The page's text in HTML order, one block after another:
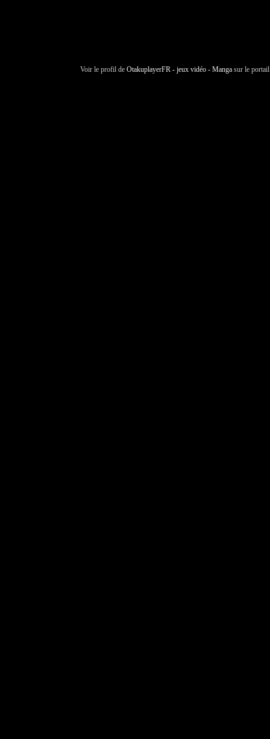
Voir le profil de OtakuplayerFR - jeux vidéo - Manga sur le